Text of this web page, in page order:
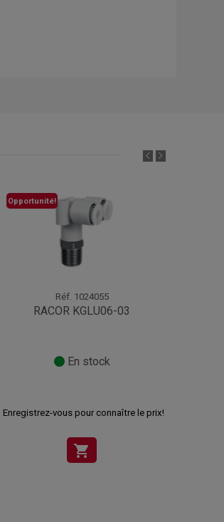
Opportunité!
Réf. 1024055
RACOR KGLU06-03
En stock
Enregistrez-vous pour connaître le prix!
shopping_cart